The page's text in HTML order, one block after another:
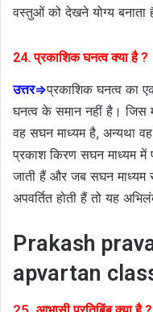
वस्तुओं को देखने योग्य बनाता
24. प्रकाशिक घनत्व क्या है ?
उत्तर⇒प्रकाशिक घनत्व का
घनत्व के समान नहीं है। जिस
वह सघन माध्यम है, अन्यथा वह
प्रकाश किरण सघन माध्यम
जाती हैं और जब सघन माध्यम
अपवर्तित होती हैं तो यह
Prakash
apvartan